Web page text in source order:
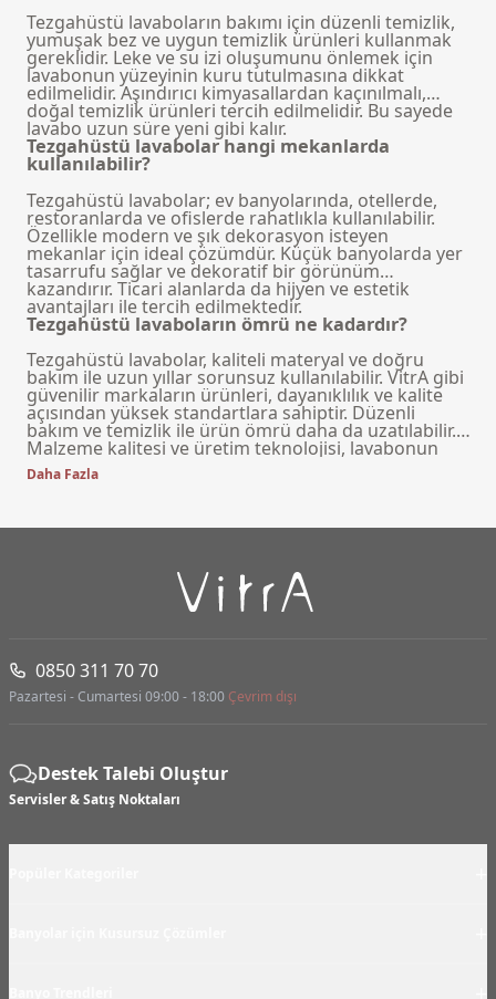
Tezgahüstü lavaboların bakımı için düzenli temizlik,
yumuşak bez ve uygun temizlik ürünleri kullanmak
gereklidir. Leke ve su izi oluşumunu önlemek için
lavabonun yüzeyinin kuru tutulmasına dikkat
edilmelidir. Aşındırıcı kimyasallardan kaçınılmalı,
doğal temizlik ürünleri tercih edilmelidir. Bu sayede
lavabo uzun süre yeni gibi kalır.
Tezgahüstü lavabolar hangi mekanlarda
kullanılabilir?
Tezgahüstü lavabolar; ev banyolarında, otellerde,
restoranlarda ve ofislerde rahatlıkla kullanılabilir.
Özellikle modern ve şık dekorasyon isteyen
mekanlar için ideal çözümdür. Küçük banyolarda yer
tasarrufu sağlar ve dekoratif bir görünüm
kazandırır. Ticari alanlarda da hijyen ve estetik
avantajları ile tercih edilmektedir.
Tezgahüstü lavaboların ömrü ne kadardır?
Tezgahüstü lavabolar, kaliteli materyal ve doğru
bakım ile uzun yıllar sorunsuz kullanılabilir. VitrA gibi
güvenilir markaların ürünleri, dayanıklılık ve kalite
açısından yüksek standartlara sahiptir. Düzenli
bakım ve temizlik ile ürün ömrü daha da uzatılabilir.
Malzeme kalitesi ve üretim teknolojisi, lavabonun
kullanım ömrünü belirler.
Daha Fazla
0850 311 70 70
Pazartesi - Cumartesi 09:00 - 18:00 Çevrim dışı
Destek Talebi Oluştur
Servisler & Satış Noktaları